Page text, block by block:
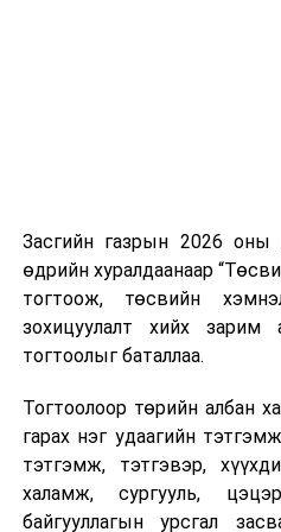
Шинэ хууль Францын зах
дуудлагын төвүүдэд
Мароккогийн дуудлагын
хувь Францын зах зээлээс
40–50 мянган ажлын байр
Засгийн газрын 2026
өдрийн хуралдаанаар
тогтоож, төсвийн
зохицуулалт хийх зарим
тогтоолыг баталлаа.
Тогтоолоор төрийн албан
гарах нэг удаагийн
тэтгэмж, тэтгэвэр,
халамж, сургууль,
байгууллагын урсгал